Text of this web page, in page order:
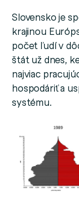
Slovensko je
krajinou
počet ľudí v
štát už dnes,
najviac
hospodáriť a
systému.